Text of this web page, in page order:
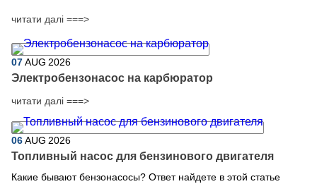
читати далі ===>
07AUG 2026
Электробензонасос на карбюратор
читати далі ===>
06AUG 2026
Топливный насос для бензинового двигателя
Какие бывают бензонасосы? Ответ найдете в этой статье